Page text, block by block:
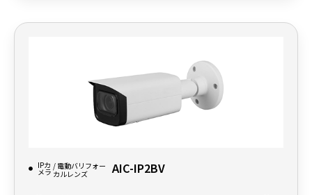
IPカ
メラ
/ 電動バリフォー
カルレンズ
AIC-IP2BV